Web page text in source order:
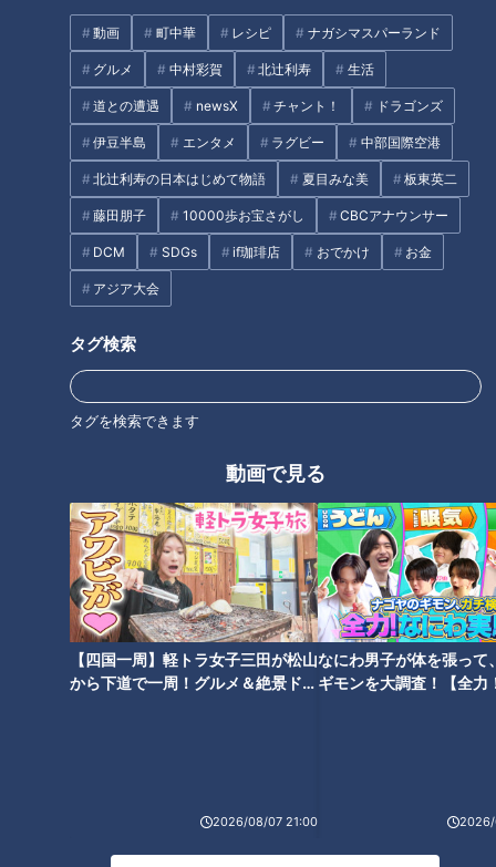
動画 町中華 レシピ ナガシマスパーランド
グルメ 中村彩賀 北辻利寿 生活
道との遭遇 newsX チャント！ ドラゴンズ
伊豆半島 エンタメ ラグビー 中部国際空港
北辻利寿の日本はじめて物語 夏目みな美 板東英二
藤田朋子 10000歩お宝さがし CBCアナウンサー
DCM SDGs if珈琲店 おでかけ お金
アジア大会
タグ検索
タグを検索できます
動画で見る
【四国一周】軽トラ女子三田が松山
から下道で一周！グルメ＆絶景ドラ
2026/08/07 21:00
なにわ男子が体を張って
ギモンを大調査！【全力
2026/
ネギが30円に水菜は10
円！？“ワケあり品”は全部買い
取る！愛知の激安スーパーが生
んだ新しい循環とは？
愛知県春日井市の愛されフード
『ハオユー麺』を調査！ オイ
スターソースがまとめ役！ 人
気町中華の40年以上変わらぬ味
タグ
チャーハン チャント！ 愛知 町中華
オススメ関連コンテンツ
1日で7000個を売り上げる！？1
位は“ひだを作らない”肉汁たっ
ぷりの焼き餃子！名古屋で100
人に調査した「焼きギョーザ総
選挙TOP5」！
まるでパンを食べているような
分厚い皮の焼き餃子！？“ヤケド
覚悟”でハマる常連客続出の町中
華
の味とビジュアルで毎日完売す